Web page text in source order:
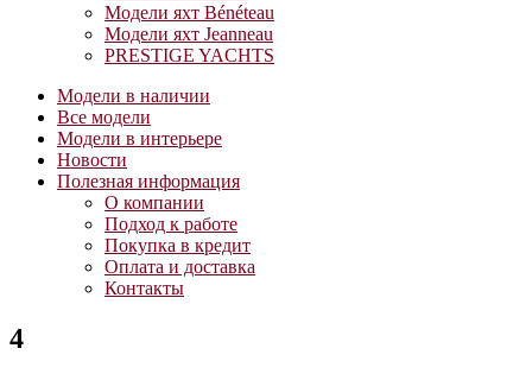
Модели яхт Bénéteau
Модели яхт Jeanneau
PRESTIGE YACHTS
Модели в наличии
Все модели
Модели в интерьере
Новости
Полезная информация
О компании
Подход к работе
Покупка в кредит
Оплата и доставка
Контакты
4